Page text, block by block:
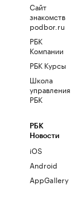
Сайт
знакомств
podbor.ru
РБК
Компании
РБК Курсы
Школа
управления
РБК
РБК
Новости
iOS
Android
AppGallery